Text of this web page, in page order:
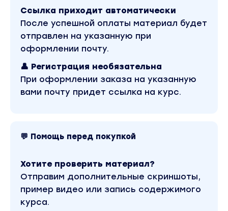
Ссылка приходит автоматически
После успешной оплаты материал будет
отправлен на указанную при
оформлении почту.
👤 Регистрация необязательна
При оформлении заказа на указанную
вами почту придет ссылка на курс.
💬 Помощь перед покупкой
Хотите проверить материал?
Отправим дополнительные скриншоты,
пример видео или запись содержимого
курса.